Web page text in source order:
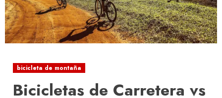
bicicleta de montaña
Bicicletas de Carretera vs